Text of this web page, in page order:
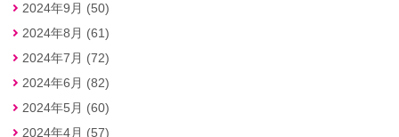
2024年9月 (50)
2024年8月 (61)
2024年7月 (72)
2024年6月 (82)
2024年5月 (60)
2024年4月 (57)